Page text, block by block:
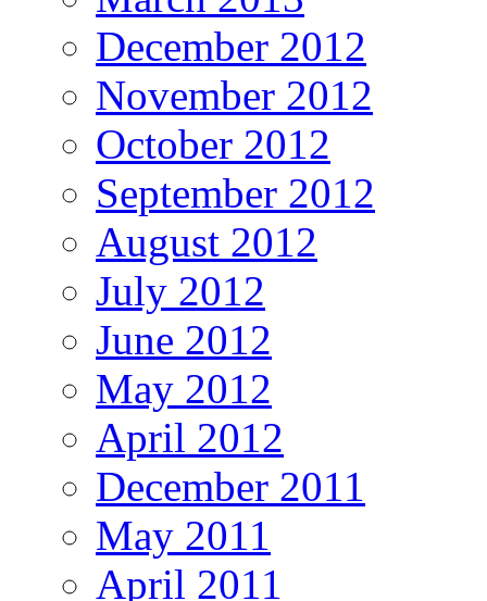
December 2012
November 2012
October 2012
September 2012
August 2012
July 2012
June 2012
May 2012
April 2012
December 2011
May 2011
April 2011